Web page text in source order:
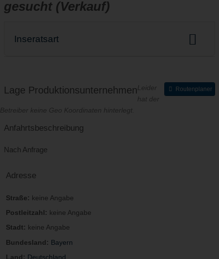
gesucht (Verkauf)
Inseratsart
Lage Produktionsunternehmen Routenplaner
Leider
hat der
Betreiber keine Geo Koordinaten hinterlegt.
Anfahrtsbeschreibung
Nach Anfrage
Adresse
Straße: keine Angabe
Postleitzahl: keine Angabe
Stadt: keine Angabe
Bundesland: Bayern
Land: Deutschland